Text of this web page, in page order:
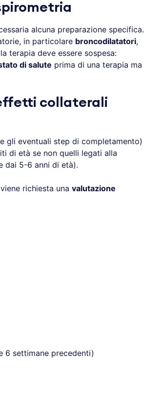
alcuna preparazione specifica.
in particolare broncodilatatori,
terapia deve essere sospesa:
di salute prima di una terapia ma
collaterali
gli eventuali step di completamento)
di età se non quelli legati alla
dai 5-6 anni di età).
richiesta una valutazione
6 settimane precedenti)